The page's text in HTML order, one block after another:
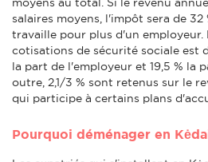
salaires moyens, l'impôt sera de 32
travaille pour plus d'un employeur.
cotisations de sécurité sociale est
la part de l'employeur et 19,5 % la
outre, 2,1/3 % sont retenus sur le
qui participe à certains plans
Pourquoi déménager en